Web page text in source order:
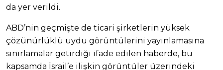
da yer verildi.
ABD’nin geçmişte de ticari şirketlerin yüksek
çözünürlüklü uydu görüntülerini yayınlamasına
sınırlamalar getirdiği ifade edilen haberde, bu
kapsamda İsrail’e ilişkin görüntüler üzerindeki